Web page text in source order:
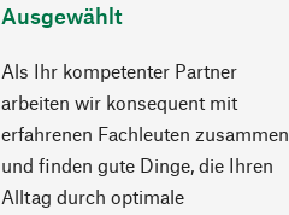
Ausgewählt
Als Ihr kompetenter Partner
arbeiten wir konsequent mit
erfahrenen Fachleuten zusammen
und finden gute Dinge, die Ihren
Alltag durch optimale